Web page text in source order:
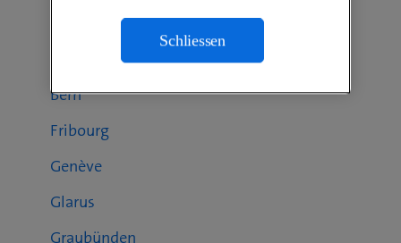
Basel-Landschaft
Basel-Stadt
Bern
Fribourg
Genève
Glarus
Graubünden
Schliessen